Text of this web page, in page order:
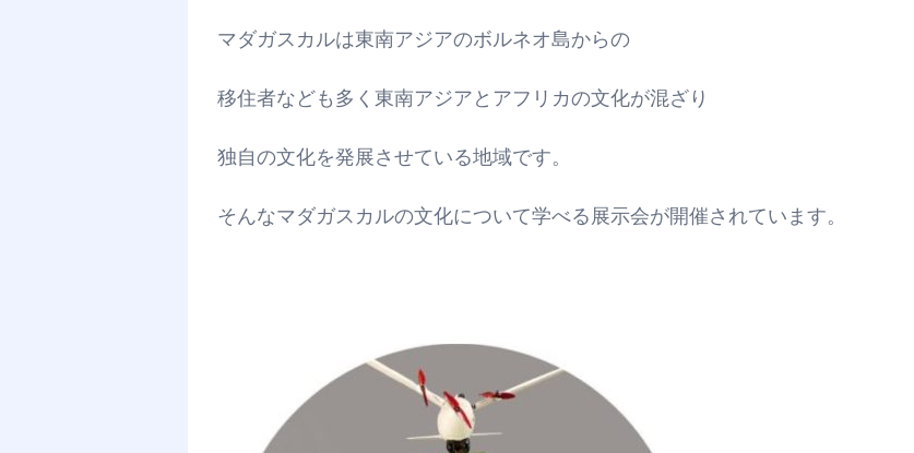
マダガスカルは東南アジアのボルネオ島からの
移住者なども多く東南アジアとアフリカの文化が混ざり
独自の文化を発展させている地域です。
そんなマダガスカルの文化について学べる展示会が開催されています。